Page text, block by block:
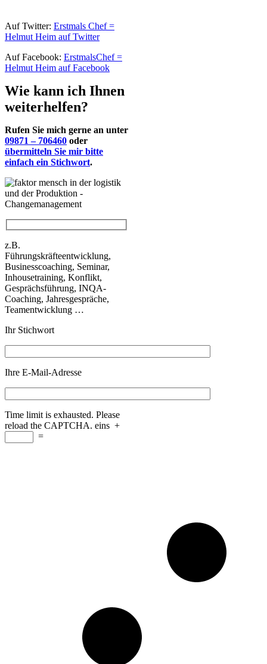
Auf Twitter: Erstmals Chef =
Helmut Heim auf Twitter
Auf Facebook: ErstmalsChef =
Helmut Heim auf Facebook
Wie kann ich Ihnen
weiterhelfen?
Rufen Sie mich gerne an unter
09871 – 706460 oder
übermitteln Sie mir bitte
einfach ein Stichwort.
z.B.
Führungskräfteentwicklung,
Businesscoaching, Seminar,
Inhousetraining, Konflikt,
Gesprächsführung, INQA-
Coaching, Jahresgespräche,
Teamentwicklung …
Ihr Stichwort
Ihre E-Mail-Adresse
Time limit is exhausted. Please
reload the CAPTCHA. eins +
=